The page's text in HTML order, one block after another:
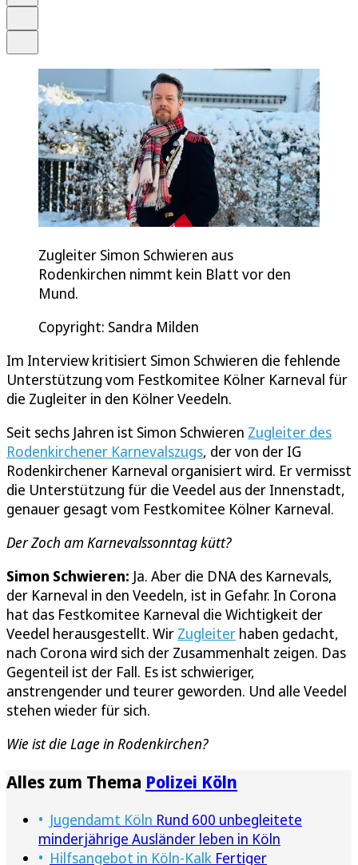
Zugleiter Simon Schwieren aus
Rodenkirchen nimmt kein Blatt vor den
Mund.
Copyright: Sandra Milden
Im Interview kritisiert Simon Schwieren die fehlende
Unterstützung vom Festkomitee Kölner Karneval für
die Zugleiter in den Kölner Veedeln.
Seit sechs Jahren ist Simon Schwieren Zugleiter des
Rodenkirchener Karnevalszugs, der von der IG
Rodenkirchener Karneval organisiert wird. Er vermisst
die Unterstützung für die Veedel aus der Innenstadt,
genauer gesagt vom Festkomitee Kölner Karneval.
Der Zoch am Karnevalssonntag kütt?
Simon Schwieren: Ja. Aber die DNA des Karnevals,
der Karneval in den Veedeln, ist in Gefahr. In Corona
hat das Festkomitee Karneval die Wichtigkeit der
Veedel herausgestellt. Wir Zugleiter haben gedacht,
nach Corona wird sich der Zusammenhalt zeigen. Das
Gegenteil ist der Fall. Es ist schwieriger,
anstrengender und teurer geworden. Und alle Veedel
stehen wieder für sich.
Wie ist die Lage in Rodenkirchen?
Alles zum Thema Polizei Köln
Jugendamt Köln Rund 600 unbegleitete
minderjährige Ausländer leben in Köln
Hilfsangebot in Köln-Kalk Fertiger